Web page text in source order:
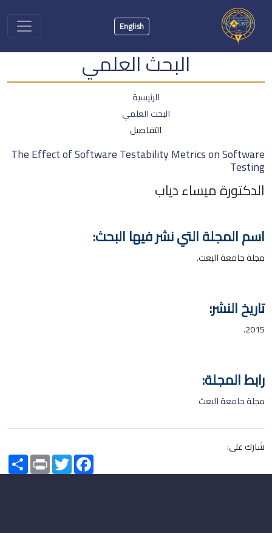
English
البحث العلمي
الرئيسية
البحث العلمي
التفاصيل
The Effect of Software Testability Metrics on Software
Testing‏
الدكتورة ميساء دياب
اسم المجلة التي نشر فيها البحث:
مجلة جامعة البعث.
تاريخ النشر:
2015.
رابط المجلة:
مجلة جامعة البعث
شارك على:
Share PrintTwitterFacebook